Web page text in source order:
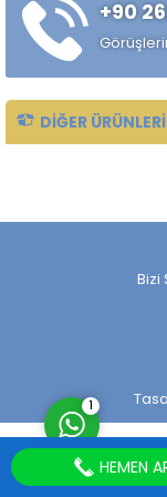
Taşlanmış mil,
verimli ve
çalışmasını
bir parçadır.
Tarihçesi...
+90
DIĞER
Bizi
1
HEMEN